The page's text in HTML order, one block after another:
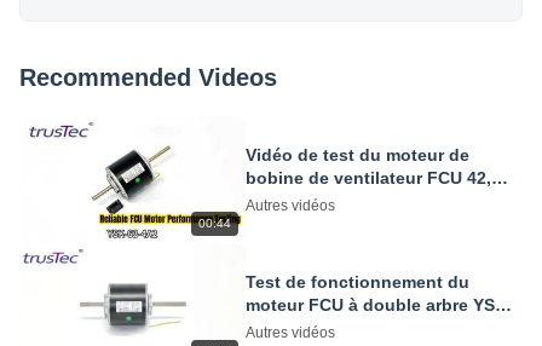
Recommended Videos
00:44
Vidéo de test du moteur de
bobine de ventilateur FCU 42,
220V, 3 vitesses, 1300/1440 tr/min
Autres vidéos
Test de fonctionnement du
moteur FCU à double arbre YSK-
20-6A | 20W 220V 935/1100RPM
Autres vidéos